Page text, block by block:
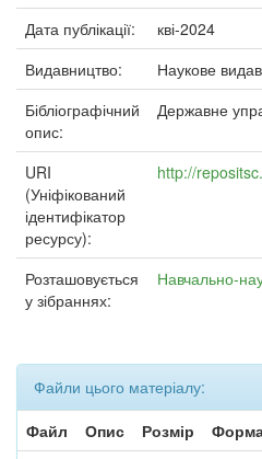
Дата публікації:
кві-2024
Видавництво:
Наукове
Бібліографічний
опис:
Державне
URI
(Уніфікований
ідентифікатор
ресурсу):
http://
Розташовується
у зібраннях:
Навчально-
Файли цього матеріалу:
Файл
Опис Розмір